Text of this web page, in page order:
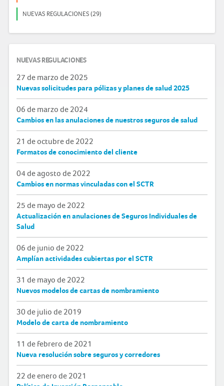
NUEVAS REGULACIONES (29)
NUEVAS REGULACIONES
27 de marzo de 2025
Nuevas solicitudes para pólizas y planes de salud 2025
06 de marzo de 2024
Cambios en las anulaciones de nuestros seguros de salud
21 de octubre de 2022
Formatos de conocimiento del cliente
04 de agosto de 2022
Cambios en normas vinculadas con el SCTR
25 de mayo de 2022
Actualización en anulaciones de Seguros Individuales de
Salud
06 de junio de 2022
Amplían actividades cubiertas por el SCTR
31 de mayo de 2022
Nuevos modelos de cartas de nombramiento
30 de julio de 2019
Modelo de carta de nombramiento
11 de febrero de 2021
Nueva resolución sobre seguros y corredores
22 de enero de 2021